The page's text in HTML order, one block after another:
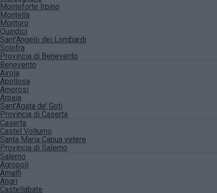
Monteforte Irpino
Montella
Montoro
Quindici
Sant’Angelo dei Lombardi
Solofra
Provincia di Benevento
Benevento
Airola
Apollosa
Amorosi
Arpaia
Sant’Agata de’ Goti
Provincia di Caserta
Caserta
Castel Volturno
Santa Maria Capua vetere
Provincia di Salerno
Salerno
Agropoli
Amalfi
Angri
Castellabate